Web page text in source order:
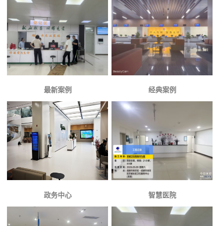
最新案例 经典案例
政务中心 智慧医院